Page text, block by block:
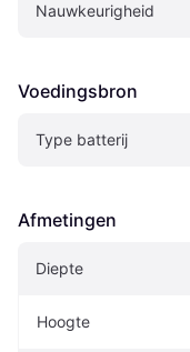
Nauwkeurigheid
Voedingsbron
Type batterij
Afmetingen
Diepte
Hoogte